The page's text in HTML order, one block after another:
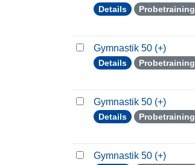
Details Probetraining
Gymnastik 50 (+)
Details Probetraining
Gymnastik 50 (+)
Details Probetraining
Gymnastik 50 (+)